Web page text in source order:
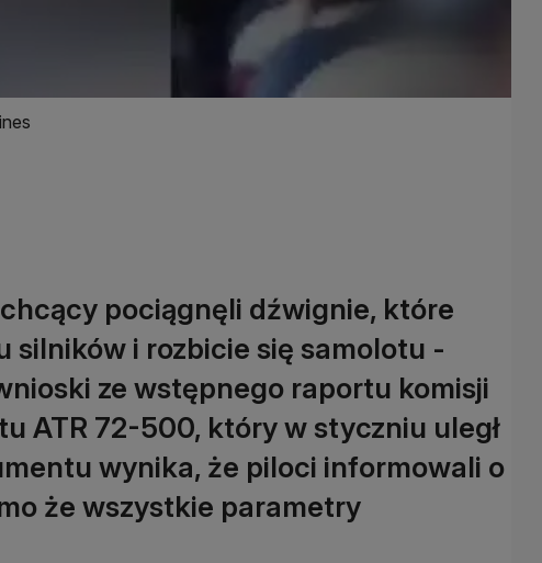
pociągnęli dźwignie, które
silników i rozbicie się samolotu -
ze wstępnego raportu komisji
ATR 72-500, który w styczniu uległ
wynika, że piloci informowali o
że wszystkie parametry